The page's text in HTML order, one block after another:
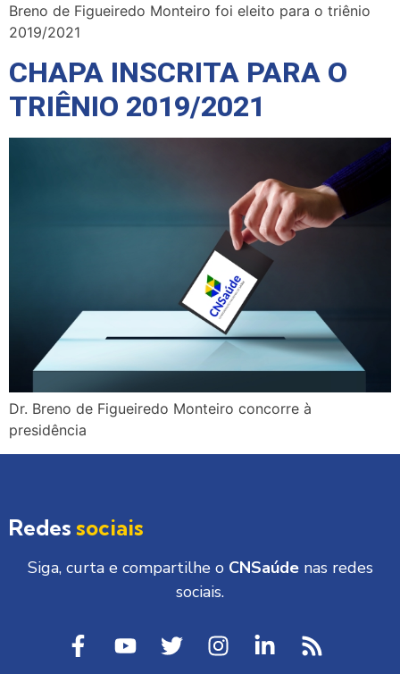
Breno de Figueiredo Monteiro foi eleito para o triênio
2019/2021
CHAPA INSCRITA PARA O
TRIÊNIO 2019/2021
Dr. Breno de Figueiredo Monteiro concorre à
presidência
Redes sociais
Siga, curta e compartilhe o CNSaúdenas redes
sociais.